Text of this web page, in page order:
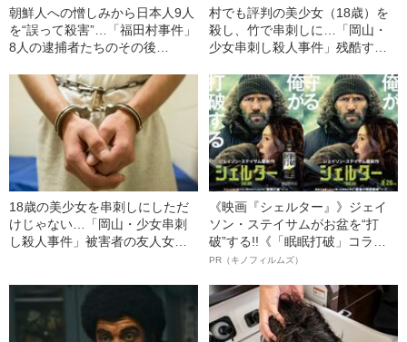
朝鮮人への憎しみから日本人9人
を“誤って殺害”…「福田村事件」
8人の逮捕者たちのその後
村でも評判の美少女（18歳）を
殺し、竹で串刺しに…「岡山・
少女串刺し殺人事件」残酷すぎ
とバレた理由”（1915年の事件）
18歳の美少女を串刺しにしただ
けじゃない…「岡山・少女串刺
し殺人事件」被害者の友人女性
《映画『シェルター』》ジェイ
ソン・ステイサムがお盆を“打
破”する!!《「眠眠打破」コラ
ボ》
PR（キノフィルムズ）